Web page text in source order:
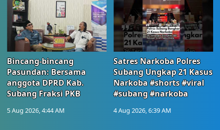
Bincang-bincang
Pasundan: Bersama
anggota DPRD Kab.
Subang Fraksi PKB
5 Aug 2026, 4:44 AM
Satres Narkoba Polres
Subang Ungkap 21 Kasus
Narkoba #shorts #viral
#subang #narkoba
4 Aug 2026, 6:39 AM